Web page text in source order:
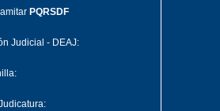
PQRSDF
Judicial - DEAJ: